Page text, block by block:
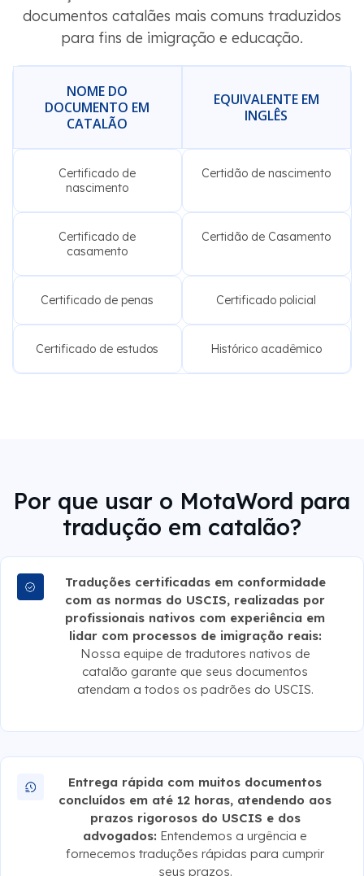
documentos catalães mais comuns traduzidos
para fins de imigração e educação.
NOME DO
DOCUMENTO EM
CATALÃO
EQUIVALENTE EM
INGLÊS
Certificado de
nascimento
Certidão de nascimento
Certificado de
casamento
Certidão de Casamento
Certificado de penas Certificado policial
Certificado de estudos Histórico acadêmico
Por que usar o MotaWord para
tradução em catalão?
Traduções certificadas em conformidade
com as normas do USCIS, realizadas por
profissionais nativos com experiência em
lidar com processos de imigração reais:
Nossa equipe de tradutores nativos de
catalão garante que seus documentos
atendam a todos os padrões do USCIS.
Entrega rápida com muitos documentos
concluídos em até 12 horas, atendendo aos
prazos rigorosos do USCIS e dos
advogados: Entendemos a urgência e
fornecemos traduções rápidas para cumprir
seus prazos.